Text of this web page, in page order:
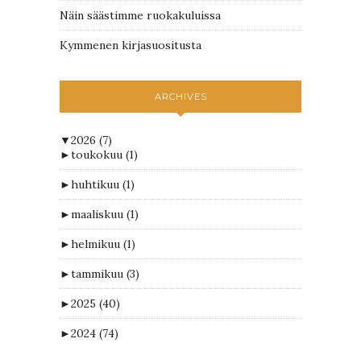
Näin säästimme ruokakuluissa
Kymmenen kirjasuositusta
ARCHIVES
▼2026 (7)
►toukokuu (1)
►huhtikuu (1)
►maaliskuu (1)
►helmikuu (1)
►tammikuu (3)
►2025 (40)
►2024 (74)